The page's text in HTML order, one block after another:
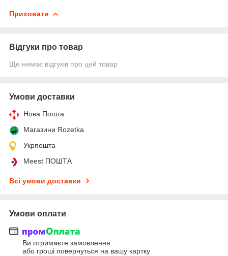
Приховати
Відгуки про товар
Ще немає відгуків про цей товар
Умови доставки
Нова Пошта
Магазини Rozetka
Укрпошта
Meest ПОШТА
Всі умови доставки
Умови оплати
Ви отримаєте замовлення
або гроші повернуться на вашу картку